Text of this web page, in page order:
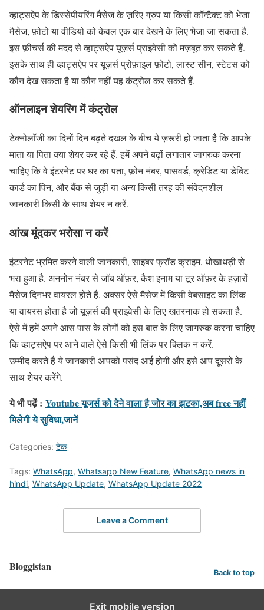
व्हाट्सऐप के डिस्सेपीयरिंग मैसेज के ज़रिए ग्रुप या किसी कॉन्टैक्ट को भेजा
मैसेज, फ़ोटो या वीडियो को केवल एक बार देखने के लिए भेजा जा सकता है.
इस फ़ीचर्स की मदद से व्हाट्सऐप यूज़र्स प्राइवेसी को मज़बूत कर सकते हैं.
इसके साथ ही व्हाट्सऐप पर यूज़र्स प्रोफ़ाइल फ़ोटो, लास्ट सीन, स्टेटस को
कौन देख सकता है या कौन नहीं यह कंट्रोल कर सकते हैं.
ऑनलाइन शेयरिंग में कंट्रोल
टेक्नोलॉजी का दिनों दिन बढ़ते दखल के बीच ये ज़रूरी हो जाता है कि आपके
माता या पिता क्या शेयर कर रहे हैं. हमें अपने बढ़ों लगातार जागरुक करना
चाहिए कि वे इंटरनेट पर घर का पता, फ़ोन नंबर, पासवर्ड, क्रेडिट या डेबिट
कार्ड का पिन, और बैंक से जुड़ी या अन्य किसी तरह की संवेदनशील
जानकारी किसी के साथ शेयर न करें.
आंख मूंदकर भरोसा न करें
इंटरनेट भ्रमित करने वाली जानकारी, साइबर फ्रॉड क्राइम, धोखाधड़ी से
भरा हुआ है. अननोन नंबर से जॉब ऑफ़र, कैश इनाम या टूर ऑफ़र के हज़ारों
मैसेज दिनभर वायरल होते हैं. अक्सर ऐसे मैसेज में किसी वेबसाइट का लिंक
या वायरस होता है जो यूज़र्स की प्राइवेसी के लिए खतरनाक हो सकता है.
ऐसे में हमें अपने आस पास के लोगों को इस बात के लिए जागरुक करना चाहिए
कि व्हाट्सऐप पर आने वाले ऐसे किसी भी लिंक पर क्लिक न करें.
उम्मीद करते हैं ये जानकारी आपको पसंद आई होगी और इसे आप दूसरों के
साथ शेयर करेंगे.
ये भी पढ़ें : Youtube यूजर्स को देने वाला है जोर का झटका,अब free नहीं
मिलेगी ये सुविधा,जानें
Categories: टेक
Tags: WhatsApp, Whatsapp New Feature, WhatsApp news in
hindi, WhatsApp Update, WhatsApp Update 2022
Leave a Comment
Bloggistan Back to top
Exit mobile version